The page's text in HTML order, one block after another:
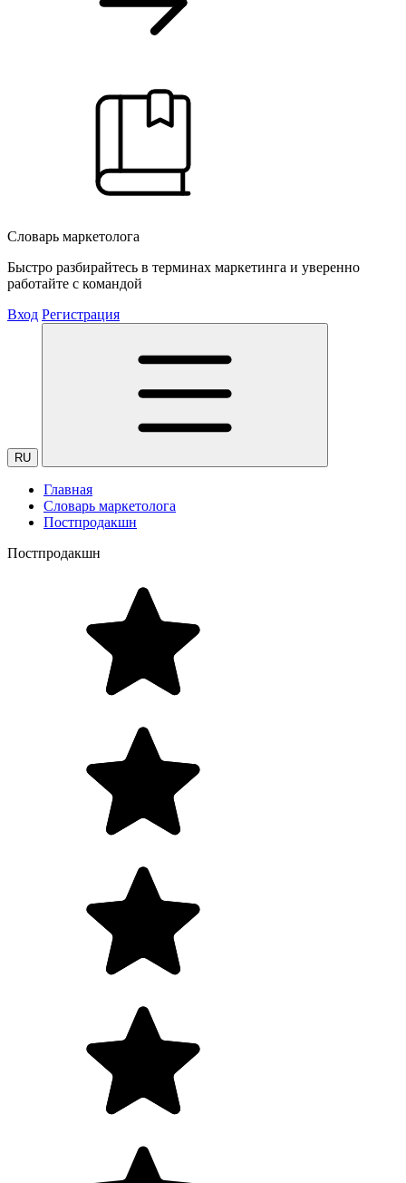
Словарь маркетолога
Быстро разбирайтесь в терминах маркетинга и уверенно
работайте с командой
Вход Регистрация
RU
Главная
Словарь маркетолога
Постпродакшн
Постпродакшн